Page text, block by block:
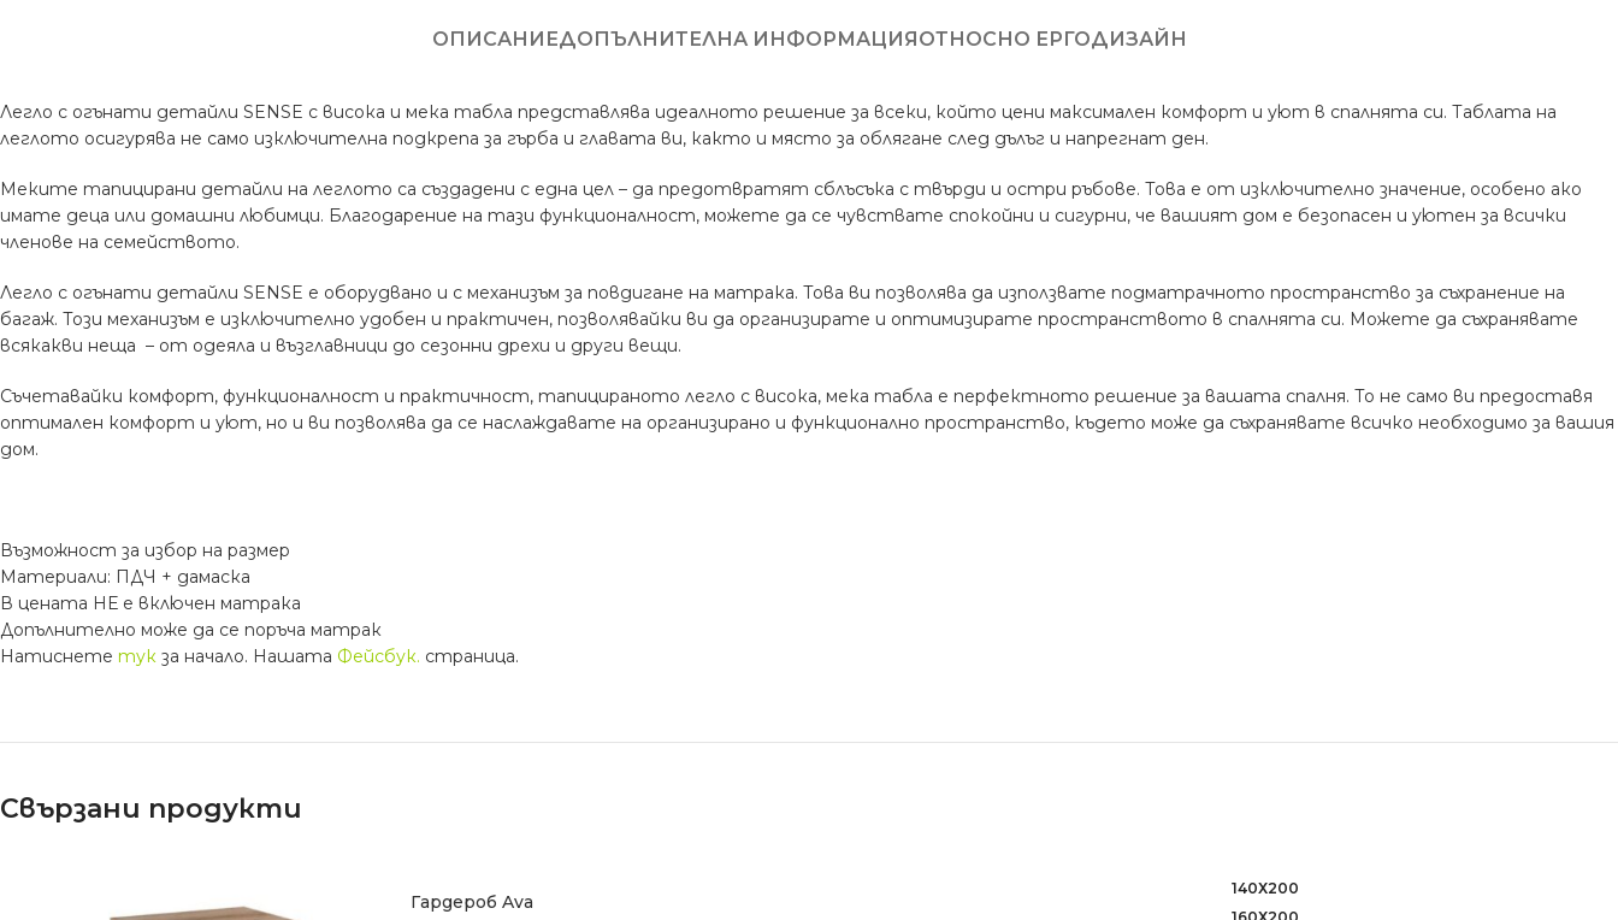
ОПИСАНИЕДОПЪЛНИТЕЛНА ИНФОРМАЦИЯОТНОСНО ЕРГОДИЗАЙН
Легло с огънати детайли SENSE с висока и мека табла представлява идеалното решение за всеки, който цени максимален комфорт и уют в спалнята си. Таблата на
леглото осигурява не само изключителна подкрепа за гърба и главата ви, както и място за облягане след дълъг и напрегнат ден.
Меките тапицирани детайли на леглото са създадени с една цел – да предотвратят сблъсъка с твърди и остри ръбове. Това е от изключително значение, особено ако
имате деца или домашни любимци. Благодарение на тази функционалност, можете да се чувствате спокойни и сигурни, че вашият дом е безопасен и уютен за всички
членове на семейството.
Легло с огънати детайли SENSE е оборудвано и с механизъм за повдигане на матрака. Това ви позволява да използвате подматрачното пространство за съхранение на
багаж. Този механизъм е изключително удобен и практичен, позволявайки ви да организирате и оптимизирате пространството в спалнята си. Можете да съхранявате
всякакви неща – от одеяла и възглавници до сезонни дрехи и други вещи.
Съчетавайки комфорт, функционалност и практичност, тапицираното легло с висока, мека табла е перфектното решение за вашата спалня. То не само ви предоставя
оптимален комфорт и уют, но и ви позволява да се наслаждавате на организирано и функционално пространство, където може да съхранявате всичко необходимо за вашия
дом.
Възможност за избор на размер
Материали: ПДЧ + дамаска
В цената НЕ е включен матрака
Допълнително може да се поръча матрак
Натиснете тук за начало. Нашата Фейсбук. страница.
Свързани продукти
Гардероб Ava
140Х200